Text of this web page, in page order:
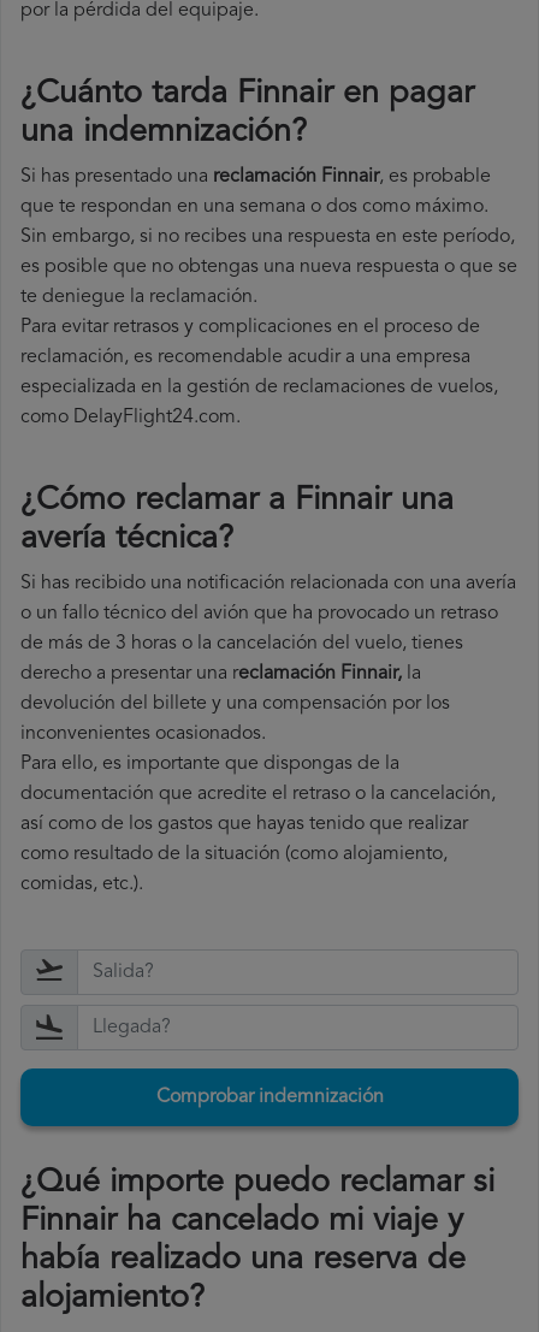
por la pérdida del equipaje.
¿Cuánto tarda Finnair en pagar
una indemnización?
Si has presentado una reclamación Finnair, es probable
que te respondan en una semana o dos como máximo.
Sin embargo, si no recibes una respuesta en este período,
es posible que no obtengas una nueva respuesta o que se
te deniegue la reclamación.
Para evitar retrasos y complicaciones en el proceso de
reclamación, es recomendable acudir a una empresa
especializada en la gestión de reclamaciones de vuelos,
como DelayFlight24.com.
¿Cómo reclamar a Finnair una
avería técnica?
Si has recibido una notificación relacionada con una avería
o un fallo técnico del avión que ha provocado un retraso
de más de 3 horas o la cancelación del vuelo, tienes
derecho a presentar una reclamación Finnair, la
devolución del billete y una compensación por los
inconvenientes ocasionados.
Para ello, es importante que dispongas de la
documentación que acredite el retraso o la cancelación,
así como de los gastos que hayas tenido que realizar
como resultado de la situación (como alojamiento,
comidas, etc.).
Comprobar indemnización
¿Qué importe puedo reclamar si
Finnair ha cancelado mi viaje y
había realizado una reserva de
alojamiento?